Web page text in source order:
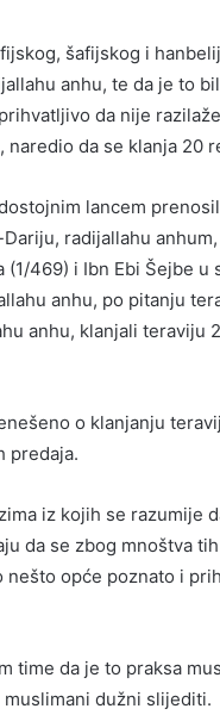
šafijskog i
anhu, te da je to
da nije
da se klanja 20
lancem
radijallahu
469) i Ibn Ebi Šejbe u
anhu, po pitanju
anhu, klanjali teraviju
o klanjanju
predaja.
iz kojih se razumije
da se zbog mnoštva
opće poznato i
time da je to praksa
dužni slijediti.